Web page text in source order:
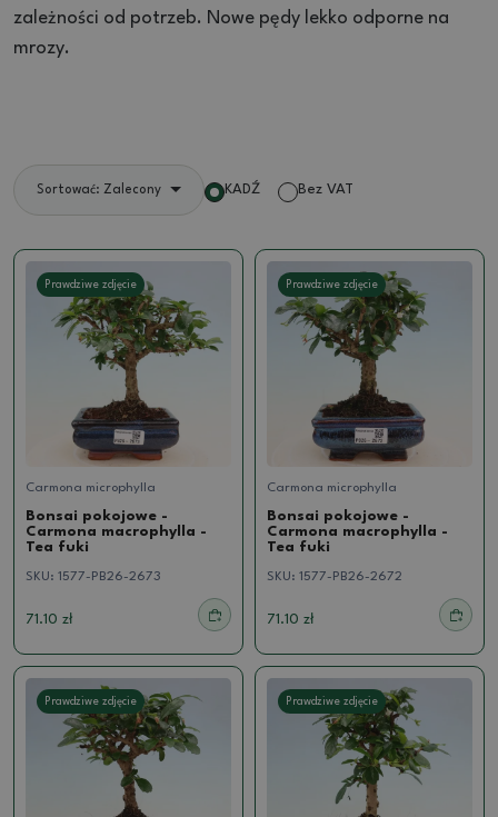
zależności od potrzeb. Nowe pędy lekko odporne na
mrozy.
Sortować: Zalecony KADŹ Bez VAT
Prawdziwe zdjęcie
Carmona microphylla
Bonsai pokojowe -
Carmona macrophylla -
Tea fuki
SKU: 1577-PB26-2673
71.10 zł
Prawdziwe zdjęcie
Carmona microphylla
Bonsai pokojowe -
Carmona macrophylla -
Tea fuki
SKU: 1577-PB26-2672
71.10 zł
Prawdziwe zdjęcie Prawdziwe zdjęcie